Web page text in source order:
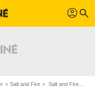
profil search
Salt and Fire Salt and Fire en DVD Blu Ray